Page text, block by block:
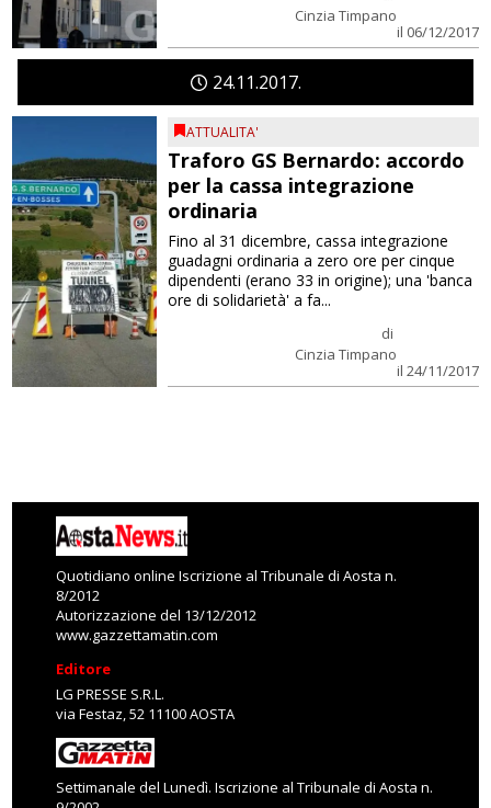
Cinzia Timpano
il 06/12/2017
24 11 2017
ATTUALITA'
Traforo GS Bernardo: accordo
per la cassa integrazione
ordinaria
di
Cinzia Timpano
il 24/11/2017
Fino al 31 dicembre, cassa integrazione
guadagni ordinaria a zero ore per cinque
dipendenti (erano 33 in origine); una 'banca
ore di solidarietà' a fa...
Quotidiano online Iscrizione al Tribunale di Aosta n.
8/2012
Autorizzazione del 13/12/2012
www.gazzettamatin.com
Editore
LG PRESSE S.R.L.
via Festaz, 52 11100 AOSTA
Settimanale del Lunedì. Iscrizione al Tribunale di Aosta n.